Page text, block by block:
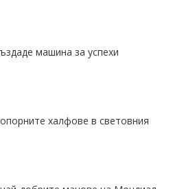
машина за успехи
халфове в световния